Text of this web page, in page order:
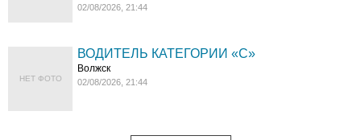
02/08/2026, 21:44
НЕТ ФОТО
ВОДИТЕЛЬ КАТЕГОРИИ «C»
Волжск
02/08/2026, 21:44